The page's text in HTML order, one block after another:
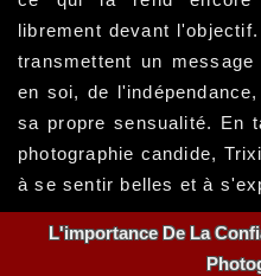
librement devant
transmettent un
en soi, de
sa propre sensualité. En
photographie candide,
à se sentir belles et à
L'importance De La